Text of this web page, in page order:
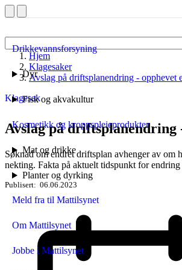
Drikkevannsforsyning
Dyr
Fisk og akvakultur
Kosmetikk og kroppspleieprodukter
Mat og drikke
Planter og dyrking
Meld fra til Mattilsynet
Om Mattilsynet
Jobbe i Mattilsynet
Hjem
Klagesaker
Avslag på driftsplanendring - opphevet
Klagesak
Avslag på driftsplanendring
Søknad om endret driftsplan avhenger av om
nekting. Fakta på aktuelt tidspunkt for
Publisert 06.06.2023